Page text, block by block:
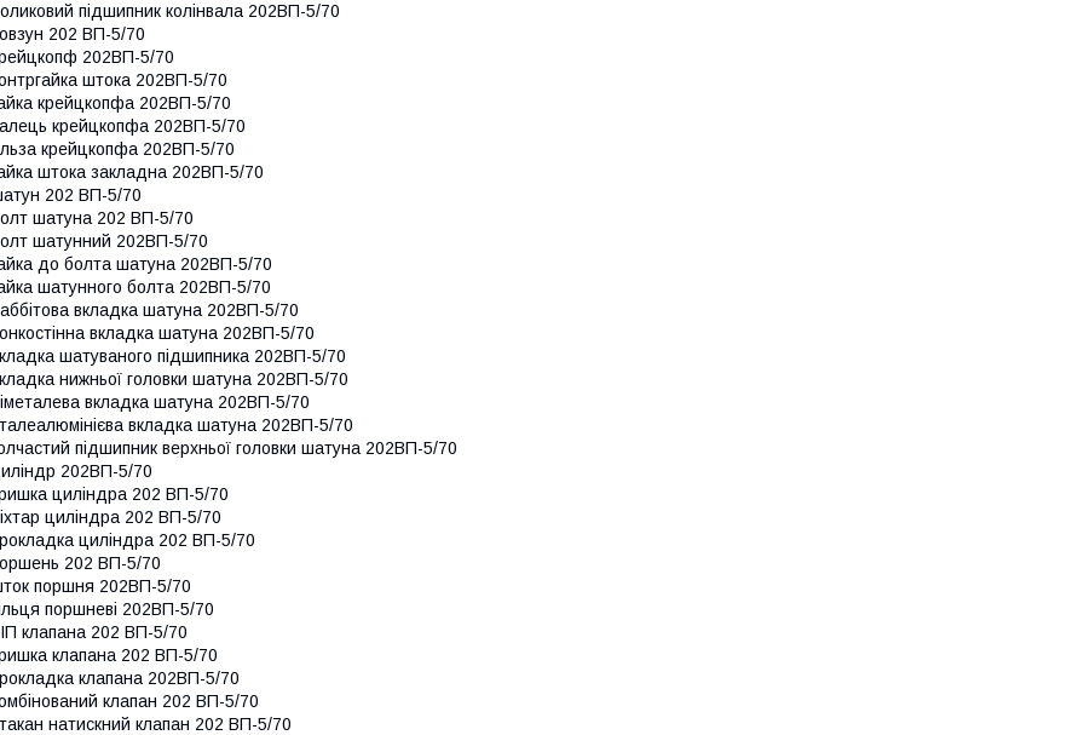
підшипник колінвала 202ВП-5/70
202 ВП-5/70
202ВП-5/70
штока 202ВП-5/70
крейцкопфа 202ВП-5/70
крейцкопфа 202ВП-5/70
крейцкопфа 202ВП-5/70
штока закладна 202ВП-5/70
202 ВП-5/70
шатуна 202 ВП-5/70
шатунний 202ВП-5/70
до болта шатуна 202ВП-5/70
шатунного болта 202ВП-5/70
вкладка шатуна 202ВП-5/70
вкладка шатуна 202ВП-5/70
шатуваного підшипника 202ВП-5/70
нижньої головки шатуна 202ВП-5/70
вкладка шатуна 202ВП-5/70
вкладка шатуна 202ВП-5/70
підшипник верхньої головки шатуна 202ВП-5/70
202ВП-5/70
циліндра 202 ВП-5/70
циліндра 202 ВП-5/70
циліндра 202 ВП-5/70
202 ВП-5/70
поршня 202ВП-5/70
поршневі 202ВП-5/70
клапана 202 ВП-5/70
клапана 202 ВП-5/70
клапана 202ВП-5/70
клапан 202 ВП-5/70
натискний клапан 202 ВП-5/70